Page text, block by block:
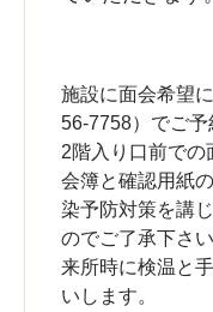
施設に面会希望
56-7758）でご予
2階入り口前での
会簿と確認用紙
染予防対策を講
のでご了承下さい
来所時に検温と
いします。